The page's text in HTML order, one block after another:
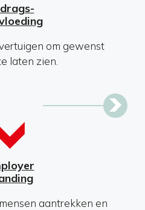
om gewenst
laten zien.
aantrekken en